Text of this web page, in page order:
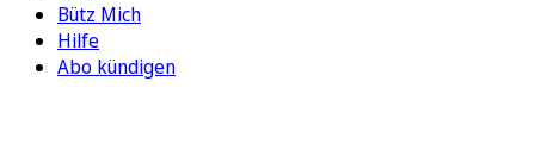
Bütz Mich
Hilfe
Abo kündigen